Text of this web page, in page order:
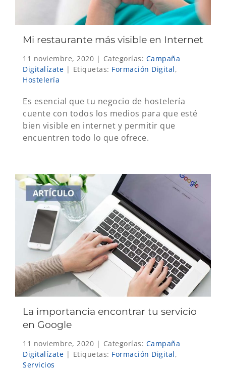
Mi restaurante más visible en Internet
11 noviembre, 2020 | Categorías: Campaña
Digitalízate | Etiquetas: Formación Digital,
Hostelería
Es esencial que tu negocio de hostelería
cuente con todos los medios para que esté
bien visible en internet y permitir que
encuentren todo lo que ofrece.
La importancia encontrar tu servicio
en Google
11 noviembre, 2020 | Categorías: Campaña
Digitalízate | Etiquetas: Formación Digital,
Servicios